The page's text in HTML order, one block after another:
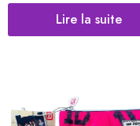
Lire la suite